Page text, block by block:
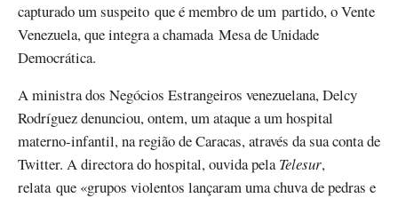
capturado um suspeito que é membro de um partido, o Vente
Venezuela, que integra a chamada Mesa de Unidade
Democrática.
A ministra dos Negócios Estrangeiros venezuelana, Delcy
Rodríguez denunciou, ontem, um ataque a um hospital
materno-infantil, na região de Caracas, através da sua conta de
Twitter. A directora do hospital, ouvida pelaTelesur,
relata que «grupos violentos lançaram uma chuva de pedras e